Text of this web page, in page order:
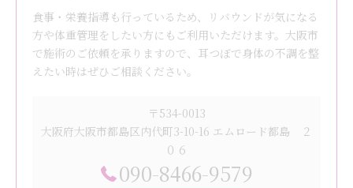
食事・栄養指導も行っているため、リバウンドが気になる
方や体重管理をしたい方にもご利用いただけます。大阪市
で施術のご依頼を承りますので、耳つぼで身体の不調を整
えたい時はぜひご相談ください。
〒534-0013
大阪府大阪市都島区内代町3-10-16 エムロード都島 ２
０６
090-8466-9579